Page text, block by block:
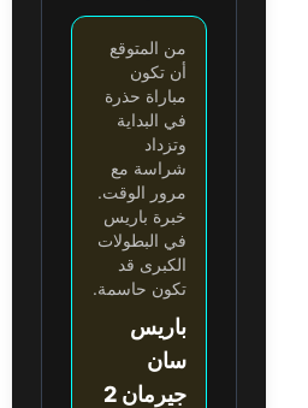
من المتوقع
أن تكون
مباراة حذرة
في البداية
وتزداد
شراسة مع
مرور الوقت.
خبرة باريس
في البطولات
الكبرى قد
تكون حاسمة.
باريس
سان
جيرمان 2